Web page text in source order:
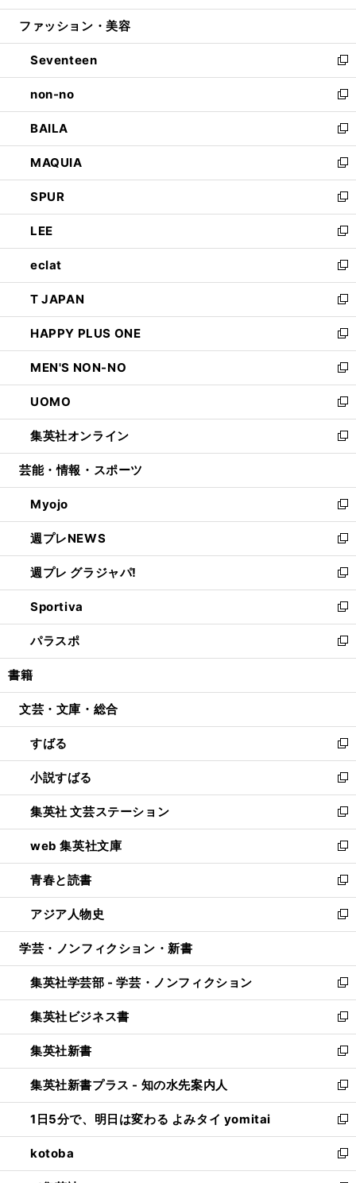
開
ウ
開
く
ン
ウ
で
開
く
ウ
ン
ド
ウ
で
開
く
ファッション・美容
Seventeen
新
し
い
ウ
ィ
ン
ド
ウ
で
開
く
non-no
新
し
い
ウ
ィ
ン
ド
ウ
で
開
く
BAILA
新
し
い
ウ
ィ
ン
ド
ウ
で
開
く
MAQUIA
新
し
い
ウ
ィ
ン
ド
ウ
で
開
く
SPUR
新
し
い
ウ
ィ
ン
ド
ウ
で
開
く
LEE
新
し
い
ウ
ィ
ン
ド
ウ
で
開
く
eclat
新
し
い
ウ
ィ
ン
ド
ウ
で
開
く
T JAPAN
新
し
い
ウ
ィ
ン
ド
ウ
で
開
HAPPY PLUS ONE
新
し
い
ウ
ィ
ン
ド
ウ
開
く
MEN'S NON-NO
新
し
い
ウ
ィ
ン
ウ
で
開
く
UOMO
新
し
い
ウ
ン
ド
ウ
で
開
く
集英社オンライン
新
し
ウ
ィ
ン
ド
ウ
で
開
く
芸能・情報・スポーツ
Myojo
新
し
い
ウ
ィ
ン
ド
ウ
で
開
週プレNEWS
新
し
い
ウ
ィ
ン
ド
ウ
開
週プレ グラジャパ!
新
し
い
ウ
ィ
ン
ウ
開
く
Sportiva
新
し
い
ウ
ン
ウ
で
開
く
パラスポ
新
し
ウ
ン
ド
ウ
で
開
く
書籍
文芸・文庫・総合
すばる
新
し
い
ウ
ィ
ン
ド
ウ
で
開
く
小説すばる
新
し
い
ウ
ィ
ン
ド
ウ
で
開
集英社 文芸ステーション
新
し
い
ウ
ィ
ン
ド
ウ
開
く
web 集英社文庫
新
し
い
ウ
ィ
ン
ウ
で
開
く
青春と読書
新
し
い
ウ
ン
ド
ウ
で
開
く
アジア人物史
新
し
ウ
ィ
ン
ド
ウ
で
開
く
学芸・ノンフィクション・新書
集英社学芸部 - 学芸・ノンフィクション
新
し
い
ウ
ィ
ン
ド
ウ
で
開
く
集英社ビジネス書
新
し
い
ウ
ィ
ン
ド
ウ
で
開
集英社新書
新
し
い
ウ
ィ
ン
ド
ウ
集英社新書プラス - 知の水先案内人
新
し
い
ウ
ィ
ン
1日5分で、明日は変わる よみタイ yomitai
新
し
い
ウ
kotoba
新
し